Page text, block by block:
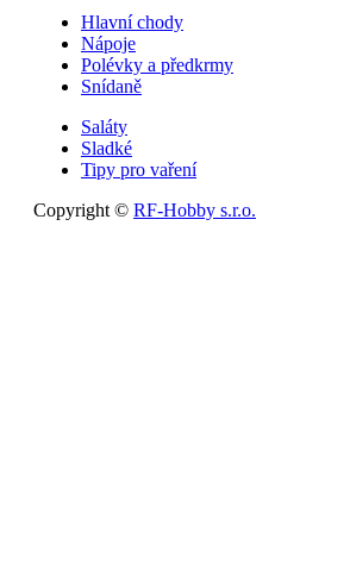
Hlavní chody
Nápoje
Polévky a předkrmy
Snídaně
Saláty
Sladké
Tipy pro vaření
Copyright © RF-Hobby s.r.o.